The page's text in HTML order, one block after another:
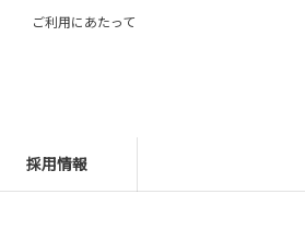
採用情報
ご利用にあたって